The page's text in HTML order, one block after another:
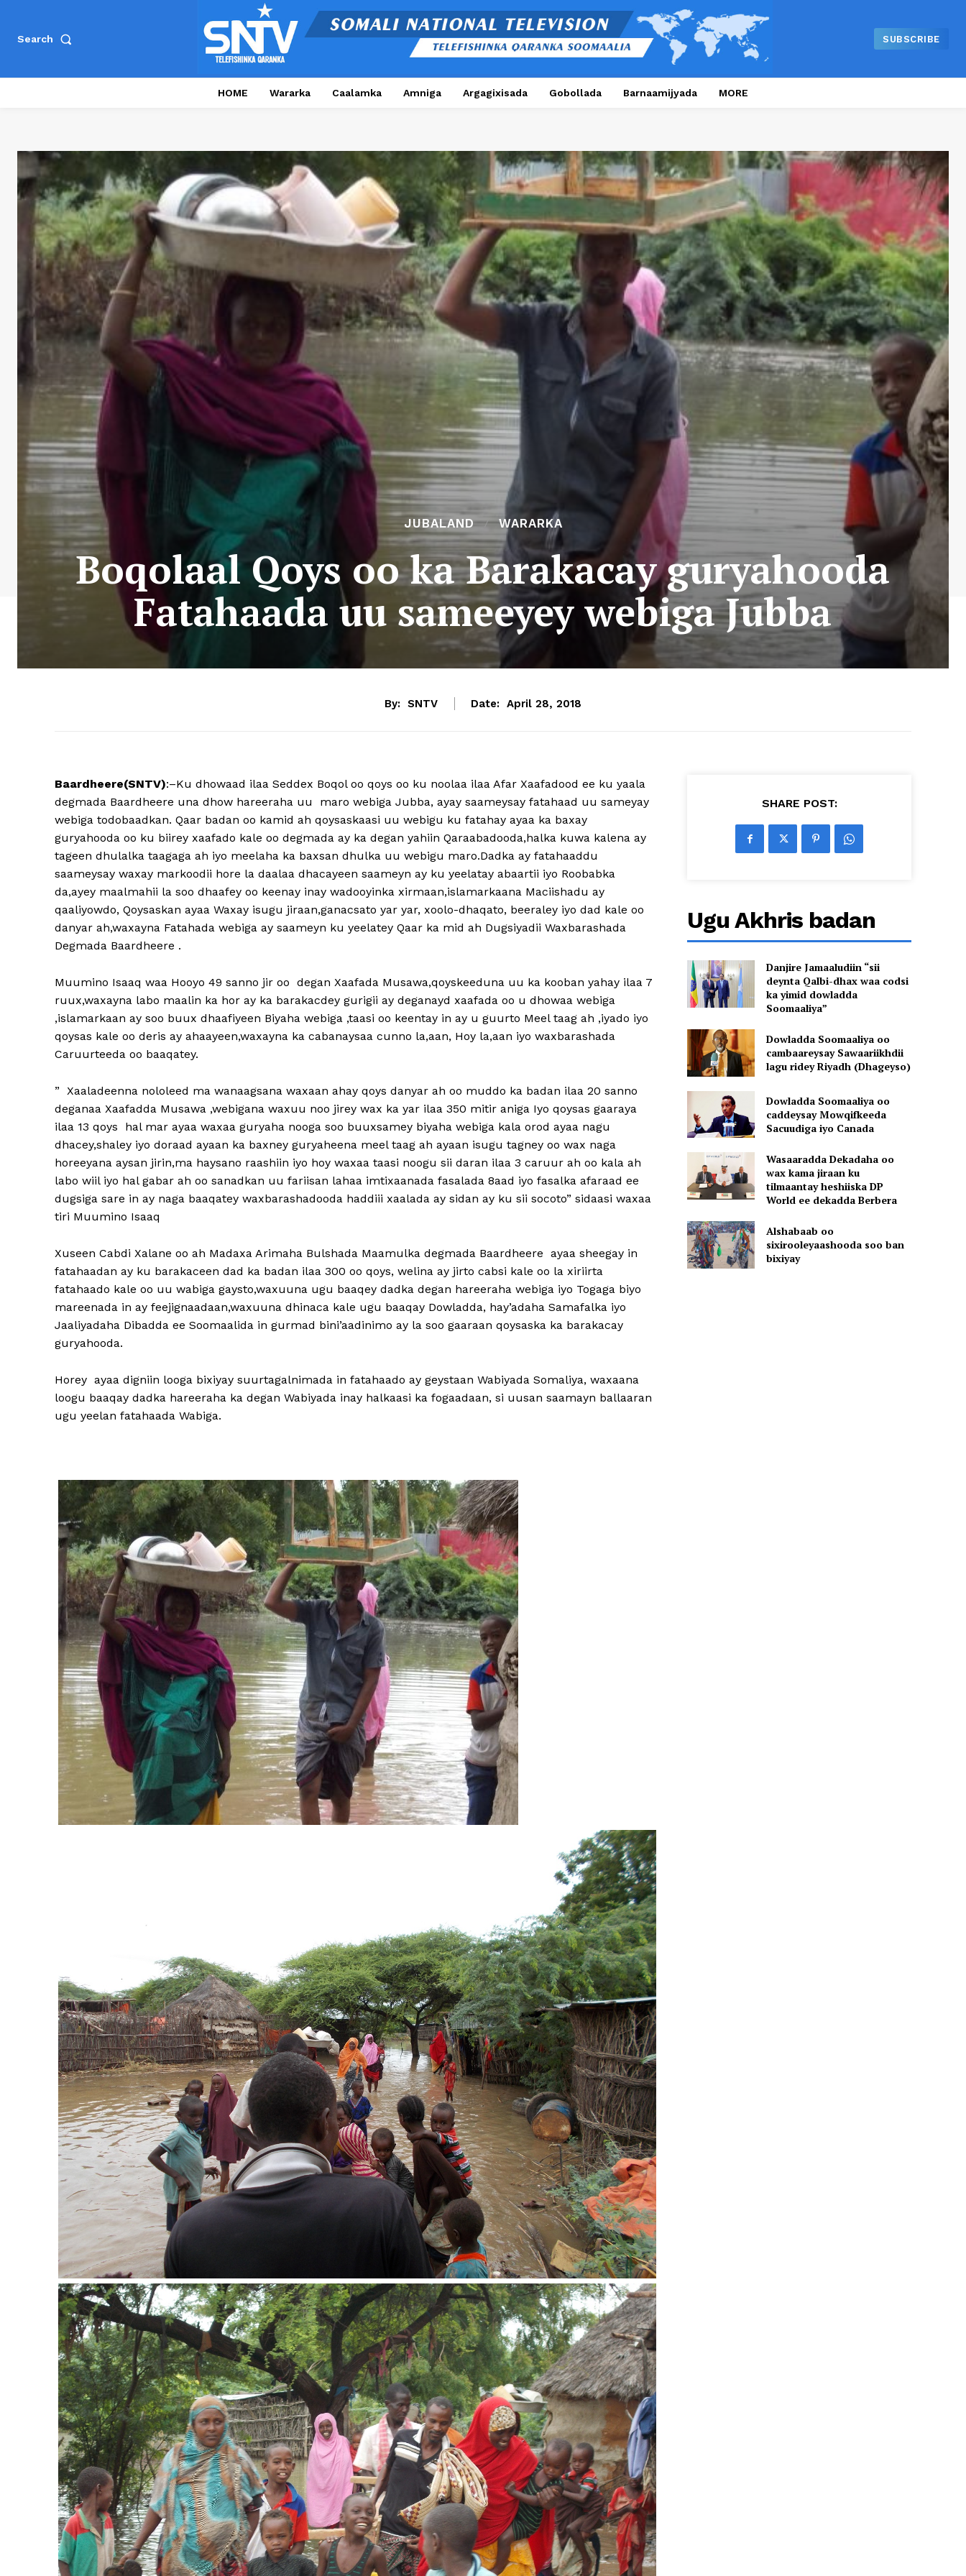
Search SUBSCRIBE
HOME Wararka Caalamka Amniga Argagixisada Gobollada Barnaamijyada MORE
JUBALAND WARARKA
Boqolaal Qoys oo ka Barakacay guryahooda
Fatahaada uu sameeyey webiga Jubba
By: SNTV Date: April 28, 2018
Baardheere(SNTV):–Ku dhowaad ilaa Seddex Boqol oo qoys oo ku noolaa ilaa Afar Xaafadood ee ku yaala
degmada Baardheere una dhow hareeraha uu maro webiga Jubba, ayay saameysay fatahaad uu sameyay
webiga todobaadkan. Qaar badan oo kamid ah qoysaskaasi uu webigu ku fatahay ayaa ka baxay
guryahooda oo ku biirey xaafado kale oo degmada ay ka degan yahiin Qaraabadooda,halka kuwa kalena ay
tageen dhulalka taagaga ah iyo meelaha ka baxsan dhulka uu webigu maro.Dadka ay fatahaaddu
saameysay waxay markoodii hore la daalaa dhacayeen saameyn ay ku yeelatay abaartii iyo Roobabka
da,ayey maalmahii la soo dhaafey oo keenay inay wadooyinka xirmaan,islamarkaana Maciishadu ay
qaaliyowdo, Qoysaskan ayaa Waxay isugu jiraan,ganacsato yar yar, xoolo-dhaqato, beeraley iyo dad kale oo
danyar ah,waxayna Fatahada webiga ay saameyn ku yeelatey Qaar ka mid ah Dugsiyadii Waxbarashada
Degmada Baardheere .
Muumino Isaaq waa Hooyo 49 sanno jir oo degan Xaafada Musawa,qoyskeeduna uu ka kooban yahay ilaa 7
ruux,waxayna labo maalin ka hor ay ka barakacdey gurigii ay deganayd xaafada oo u dhowaa webiga
,islamarkaan ay soo buux dhaafiyeen Biyaha webiga ,taasi oo keentay in ay u guurto Meel taag ah ,iyado iyo
qoysas kale oo deris ay ahaayeen,waxayna ka cabanaysaa cunno la,aan, Hoy la,aan iyo waxbarashada
Caruurteeda oo baaqatey.
” Xaaladeenna nololeed ma wanaagsana waxaan ahay qoys danyar ah oo muddo ka badan ilaa 20 sanno
deganaa Xaafadda Musawa ,webigana waxuu noo jirey wax ka yar ilaa 350 mitir aniga Iyo qoysas gaaraya
ilaa 13 qoys hal mar ayaa waxaa guryaha nooga soo buuxsamey biyaha webiga kala orod ayaa nagu
dhacey,shaley iyo doraad ayaan ka baxney guryaheena meel taag ah ayaan isugu tagney oo wax naga
horeeyana aysan jirin,ma haysano raashiin iyo hoy waxaa taasi noogu sii daran ilaa 3 caruur ah oo kala ah
labo wiil iyo hal gabar ah oo sanadkan uu fariisan lahaa imtixaanada fasalada 8aad iyo fasalka afaraad ee
dugsiga sare in ay naga baaqatey waxbarashadooda haddiii xaalada ay sidan ay ku sii socoto” sidaasi waxaa
tiri Muumino Isaaq
Xuseen Cabdi Xalane oo ah Madaxa Arimaha Bulshada Maamulka degmada Baardheere ayaa sheegay in
fatahaadan ay ku barakaceen dad ka badan ilaa 300 oo qoys, welina ay jirto cabsi kale oo la xiriirta
fatahaado kale oo uu wabiga gaysto,waxuuna ugu baaqey dadka degan hareeraha webiga iyo Togaga biyo
mareenada in ay feejignaadaan,waxuuna dhinaca kale ugu baaqay Dowladda, hay’adaha Samafalka iyo
Jaaliyadaha Dibadda ee Soomaalida in gurmad bini’aadinimo ay la soo gaaraan qoysaska ka barakacay
guryahooda.
Horey ayaa digniin looga bixiyay suurtagalnimada in fatahaado ay geystaan Wabiyada Somaliya, waxaana
loogu baaqay dadka hareeraha ka degan Wabiyada inay halkaasi ka fogaadaan, si uusan saamayn ballaaran
ugu yeelan fatahaada Wabiga.
SHARE POST:
Ugu Akhris badan
Danjire Jamaaludiin “sii
deynta Qalbi-dhax waa codsi
ka yimid dowladda
Soomaaliya”
Dowladda Soomaaliya oo
cambaareysay Sawaariikhdii
lagu ridey Riyadh (Dhageyso)
Dowladda Soomaaliya oo
caddeysay Mowqifkeeda
Sacuudiga iyo Canada
Wasaaradda Dekadaha oo
wax kama jiraan ku
tilmaantay heshiiska DP
World ee dekadda Berbera
Alshabaab oo
sixirooleyaashooda soo ban
bixiyay